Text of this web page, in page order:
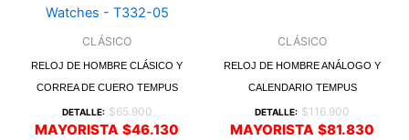
CLÁSICO
RELOJ DE HOMBRE CLÁSICO Y
CORREA DE CUERO TEMPUS
DETALLE: $65.900
MAYORISTA $46.130
CLÁSICO
RELOJ DE HOMBRE ANÁLOGO Y
CALENDARIO TEMPUS
DETALLE: $116.900
MAYORISTA $81.830